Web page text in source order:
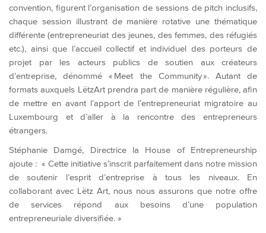
convention, figurent l’organisation de sessions de pitch inclusifs,
chaque session illustrant de manière rotative une thématique
différente (entrepreneuriat des jeunes, des femmes, des réfugiés
etc.), ainsi que l’accueil collectif et individuel des porteurs de
projet par les acteurs publics de soutien aux créateurs
d’entreprise, dénommé « Meet the Community ». Autant de
formats auxquels LëtzArt prendra part de manière régulière, afin
de mettre en avant l’apport de l’entrepreneuriat migratoire au
Luxembourg et d’aller à la rencontre des entrepreneurs
étrangers.
Stéphanie Damgé, Directrice la House of Entrepreneurship
ajoute : « Cette initiative s’inscrit parfaitement dans notre mission
de soutenir l’esprit d’entreprise à tous les niveaux. En
collaborant avec Lëtz Art, nous nous assurons que notre offre
de services répond aux besoins d’une population
entrepreneuriale diversifiée. »